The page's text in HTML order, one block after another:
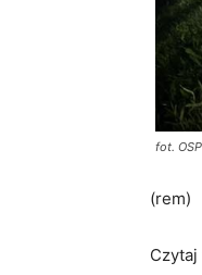
fot.
(rem)